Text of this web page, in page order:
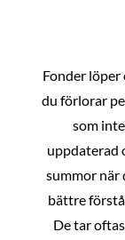
Fonder löper
du förlorar
som
uppdaterad
summor när
bättre
De tar